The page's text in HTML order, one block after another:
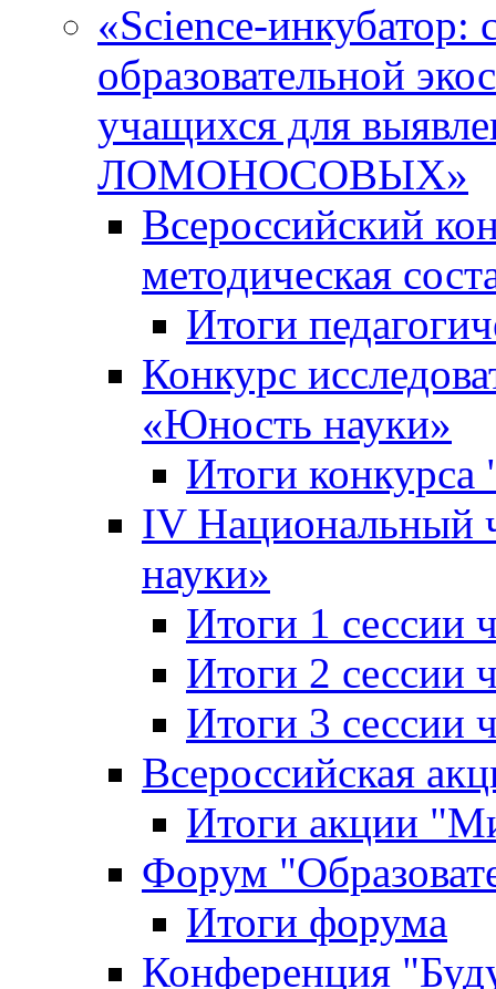
«Science-инкубатор:
образовательной
учащихся для
ЛОМОНОСОВЫХ»
Всероссийский
методическая
Итоги
Конкурс
«Юность науки»
Итоги
IV
науки»
Итоги 1 сессии
Итоги 2 сессии
Итоги 3 сессии
Всероссийская
Итоги акции
Форум
Итоги форума
Конференция